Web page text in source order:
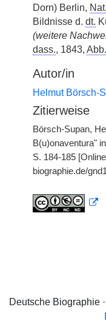
Dorn) Berlin,
Bildnisse d. dt.
(weitere
dass., 1843, Abb.
Autor/in
Helmut Börsch-
Zitierweise
Börsch-Supan,
B(u)onaventura"
S. 184-185
biographie.de/
Deutsche Biographie ·